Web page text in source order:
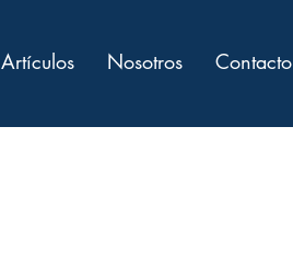
Artículos Nosotros Contacto